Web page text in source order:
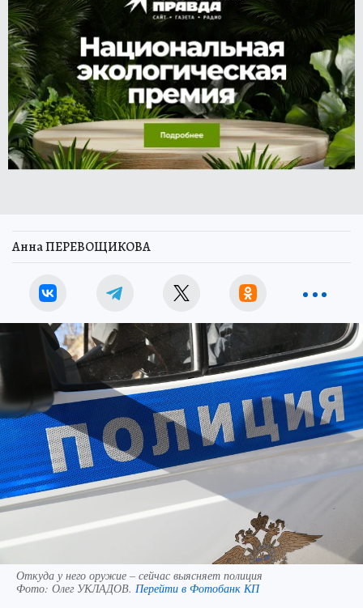
Анна ПЕРЕВОЩИКОВА
Откуда у него оружие – сейчас выясняет полиция
Фото: Олег УКЛАДОВ. Перейти в Фотобанк КП